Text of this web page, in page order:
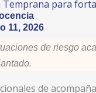
para
11, 2026
de riesgo
de